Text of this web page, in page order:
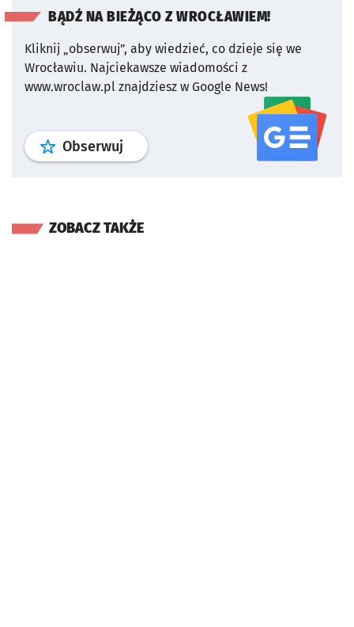
BĄDŹ NA BIEŻĄCO Z WROCŁAWIEM!
Kliknij „obserwuj”, aby wiedzieć, co dzieje się we
Wrocławiu. Najciekawsze wiadomości z
www.wroclaw.pl znajdziesz w Google News!
Obserwuj profil serwisu
ZOBACZ TAKŻE